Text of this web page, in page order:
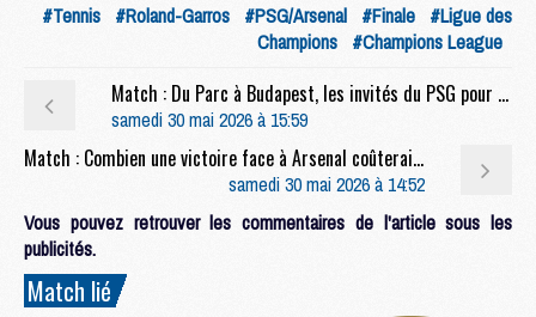
#Tennis #Roland-Garros #PSG/Arsenal #Finale #Ligue des
Champions #Champions League
Match : Du Parc à Budapest, les invités du PSG pour la finale face à Arsenal
samedi 30 mai 2026 à 15:59
Match : Combien une victoire face à Arsenal coûterait au PSG en primes ?
samedi 30 mai 2026 à 14:52
Vous pouvez retrouver les commentaires de l'article sous les
publicités.
Match lié